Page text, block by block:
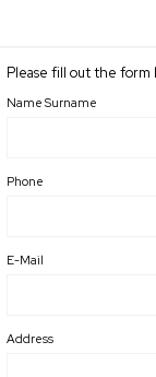
Please fill out the form
Name Surname
Phone
E-Mail
Address